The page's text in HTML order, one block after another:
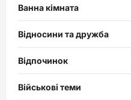
Ванна кімната
Відносини та дружба
Відпочинок
Військові теми